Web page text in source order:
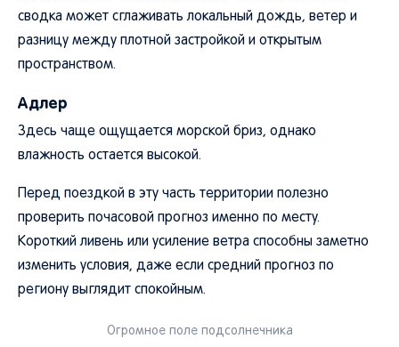
сводка может сглаживать локальный дождь, ветер и
разницу между плотной застройкой и открытым
пространством.
Адлер
Здесь чаще ощущается морской бриз, однако
влажность остается высокой.
Перед поездкой в эту часть территории полезно
проверить почасовой прогноз именно по месту.
Короткий ливень или усиление ветра способны заметно
изменить условия, даже если средний прогноз по
региону выглядит спокойным.
Огромное поле подсолнечника